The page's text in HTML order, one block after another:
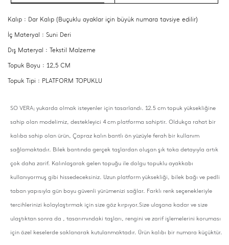
Kalıp : Dar Kalıp (Buçuklu ayaklar için büyük numara tavsiye edilir)
İç Materyal : Suni Deri
Dış Materyal : Tekstil Malzeme
Topuk Boyu : 12,5 CM
Topuk Tipi : PLATFORM TOPUKLU
SO VERA; yukarda olmak isteyenler için tasarlandı. 12.5 cm topuk yüksekliğine
sahip olan modelimiz, destekleyici 4 cm platforma sahiptir. Oldukça rahat bir
kalıba sahip olan ürün, Çapraz kalın bantlı ön yüzüyle ferah bir kullanım
sağlamaktadır. Bilek bantında gerçek taşlardan oluşan şık toka detayıyla artık
çok daha zarif. Kalınlaşarak gelen topuğu ile dolgu topuklu ayakkabı
kullanıyormuş gibi hissedeceksiniz. Uzun platform yüksekliği, bilek bağı ve pedli
taban yapısıyla gün boyu güvenli yürümenizi sağlar. Farklı renk seçenekleriyle
tercihlerinizi kolaylaştırmak için size göz kırpıyor.Size ulaşana kadar ve size
ulaştıktan sonra da , tasarımındaki taşları, rengini ve zarif işlemelerini koruması
için özel keselerde saklanarak kutulanmaktadır. Ürün kalıbı bir numara küçüktür.